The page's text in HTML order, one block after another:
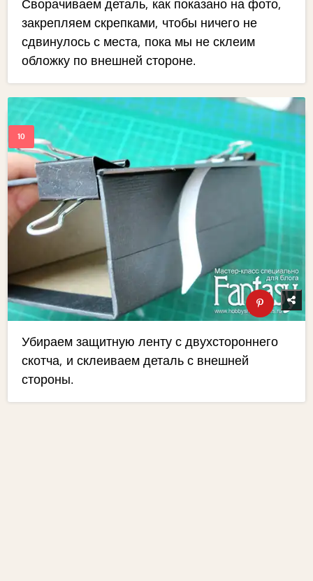
Сворачиваем деталь, как показано на фото,
закрепляем скрепками, чтобы ничего не
сдвинулось с места, пока мы не склеим
обложку по внешней стороне.
Убираем защитную ленту с двухстороннего
скотча, и склеиваем деталь с внешней
стороны.